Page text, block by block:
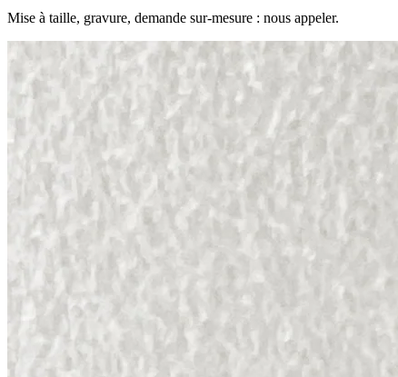
Mise à taille, gravure, demande sur-mesure : nous appeler.